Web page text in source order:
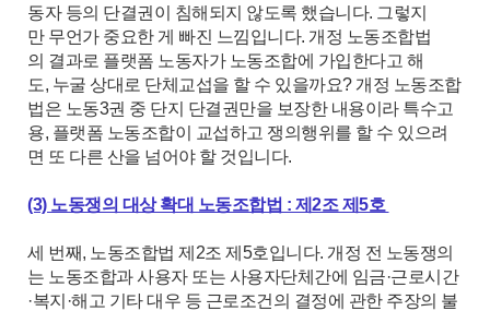
동자 등의 단결권이 침해되지 않도록 했습니다. 그렇지
만 무언가 중요한 게 빠진 느낌입니다. 개정 노동조합법
의 결과로 플랫폼 노동자가 노동조합에 가입한다고 해
도, 누굴 상대로 단체교섭을 할 수 있을까요? 개정 노동조합
법은 노동3권 중 단지 단결권만을 보장한 내용이라 특수고
용, 플랫폼 노동조합이 교섭하고 쟁의행위를 할 수 있으려
면 또 다른 산을 넘어야 할 것입니다.
(3) 노동쟁의 대상 확대 노동조합법 : 제2조 제5호
세 번째, 노동조합법 제2조 제5호입니다. 개정 전 노동쟁의
는 노동조합과 사용자 또는 사용자단체간에 임금·근로시간
·복지·해고 기타 대우 등 근로조건의 결정에 관한 주장의 불